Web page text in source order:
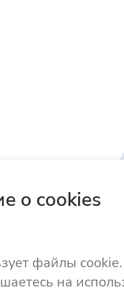
о cookies
файлы
на